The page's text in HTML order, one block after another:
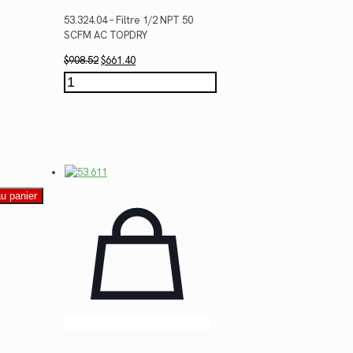
53.324.04 – Filtre 1/2 NPT 50
SCFM AC TOPDRY
$908.52Le
prix
initial
$661.40Le
prix
actuel
quantité
de
panier